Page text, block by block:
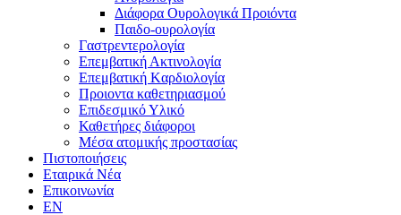
Διάφορα Ουρολογικά Προιόντα
Παιδο-ουρολογία
Γαστρεντερολογία
Επεμβατική Ακτινολογία
Επεμβατική Kαρδιολογία
Προιοντα καθετηριασμού
Επιδεσμικό Υλικό
Καθετήρες διάφοροι
Μέσα ατομικής προστασίας
Πιστοποιήσεις
Εταιρικά Νέα
Επικοινωνία
EN